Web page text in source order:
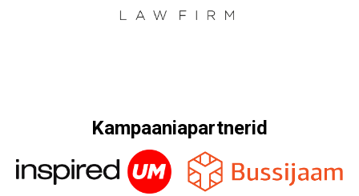
Kampaaniapartnerid